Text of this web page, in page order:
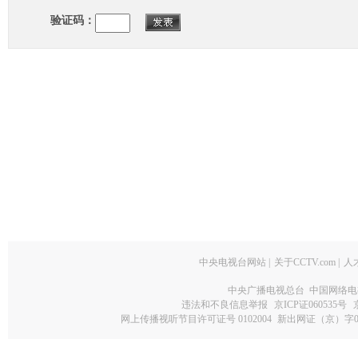
验证码：
中央电视台网站 关于CCTV.com 人
中央广播电视总台 中国网络
违法和不良信息举报
京ICP证060535号
网上传播视听节目许可证号 0102004 新出网证（京）